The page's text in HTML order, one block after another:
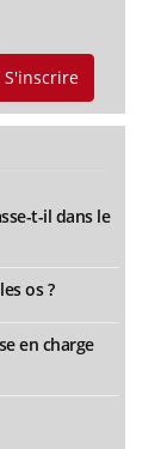
S'inscrire
t-il dans le
os ?
en charge